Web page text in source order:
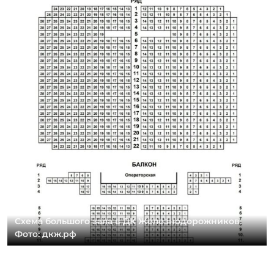
Схема большого зала в ДК Железнодорожников.
Фото: дкж.рф